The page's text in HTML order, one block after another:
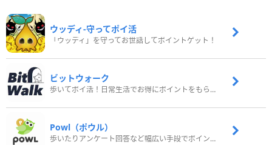
ウッディ‐守ってポイ活
「ウッディ」を守ってお世話してポイントゲット！
ビットウォーク
歩いてポイ活！日常生活でお得にポイントをもらおう
Powl（ポウル）
歩いたりアンケート回答など幅広い手段でポイントをゲット